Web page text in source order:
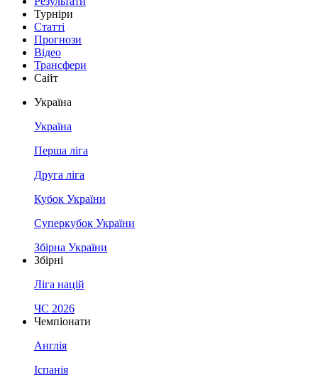
Турніри
Статті
Прогнози
Відео
Трансфери
Сайт
Україна
Україна
Перша ліга
Друга ліга
Кубок України
Суперкубок України
Збірна України
Збірні
Ліга націй
ЧС 2026
Чемпіонати
Англія
Іспанія